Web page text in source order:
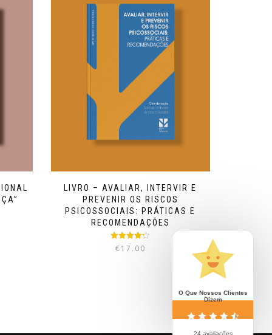
LIVRO – AVALIAR, INTERVIR E
PREVENIR OS RISCOS
PSICOSSOCIAIS: PRÁTICAS E
RECOMENDAÇÕES
Avaliação
€17.00
O Que Nossos Clientes
Dizem
24 avaliações